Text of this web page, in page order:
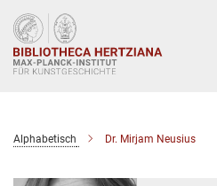
Hauptinhalt
Alphabetisch Dr. Mirjam Neusius